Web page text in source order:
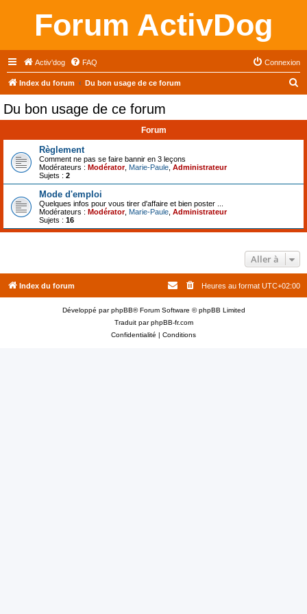
Forum ActivDog
Activ'dog FAQ Connexion
Index du forum Du bon usage de ce forum
r
Du bon usage de ce forum
Forum
Règlement
Comment ne pas se faire bannir en 3 leçons
Modérateurs : Modérator, Marie-Paule Administrateur
Sujets : 2
Mode d'emploi
Quelques infos pour vous tirer d'affaire et bien poster ...
Modérateurs : Modérator, Marie-Paule Administrateur
Sujets : 16
Aller à
Index du forum Heures au format UTC+02:00
Développé parphpBB® Forum Software © phpBB Limited
Traduit parphpBB-fr.com
Confidentialité | Conditions